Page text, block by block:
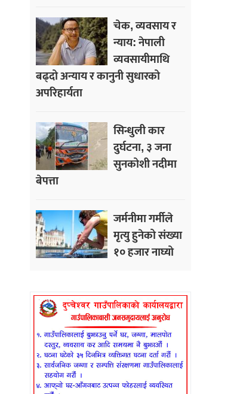
चेक, व्यवसाय र
न्याय: नेपाली
व्यवसायीमाथि
बढ्दो अन्याय र कानुनी सुधारको
अपरिहार्यता
सिन्धुली कार
दुर्घटना, ३ जना
सुनकोशी नदीमा
बेपत्ता
जर्मनीमा गर्मीले
मृत्यु हुनेको संख्या
१० हजार नाघ्यो